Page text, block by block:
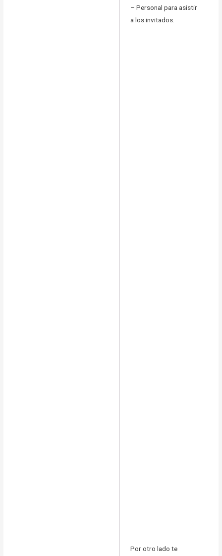
– Personal para asistir
a los invitados.
Por otro lado te